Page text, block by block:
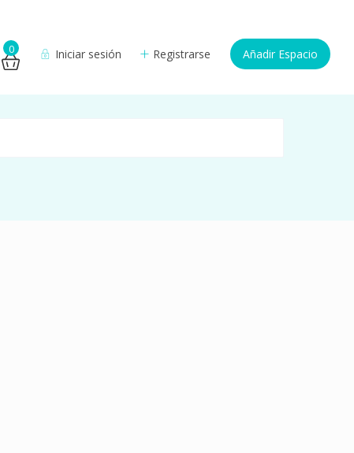
0 Iniciar sesión Registrarse Añadir Espacio